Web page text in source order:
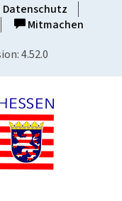
Datenschutz
Mitmachen
4.52.0